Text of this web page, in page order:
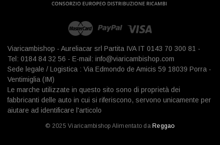
Viaricambishop - Aureliacar srl Partita IVA IT 0143 70 300 81 -
Tel: 0184 84 32 56 - E-mail: info@viaricambishop.com
Sede legale / Logistica : Via Edmondo de Amicis 59 18039 Porra -
Ventimiglia (IM)
Le marche utilizzate in questo sito sono di proprietà dei
fabbricanti delle auto in cui si riferiscono, servono unicamente per
aiutare ad identificare l'articolo
© 2025 Viaricambishop Alimentato da Reggao